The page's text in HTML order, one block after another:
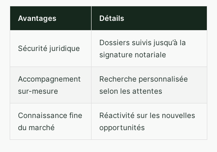
Avantages Détails
Sécurité juridique
Dossiers suivis jusqu’à la
signature notariale
Accompagnement
sur-mesure
Recherche personnalisée
selon les attentes
Connaissance fine
du marché
Réactivité sur les nouvelles
opportunités